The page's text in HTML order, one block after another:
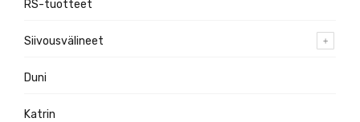
RS-tuotteet
Siivousvälineet
Duni
Katrin